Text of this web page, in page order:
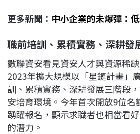
更多新聞： 中小企業的未爆彈：
職前培訓、累積實務、深耕發
數聯資安看見資安人才與資源稀
2023年擴大規模以「星鏈計畫」
訓、累積實務、深耕發展三階段
安培育環境。今年首次開放9位名
踴躍報名，顯示求職者也相當看
的潛力。